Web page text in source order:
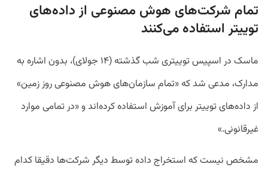
تمام شرکت‌های هوش مصنوعی از داده‌های
توییتر استفاده می‌کنند
ماسک در اسپیس توییتری شب گذشته (۱۴ جولای)، بدون اشاره به
مدارک، مدعی شد که «تمام سازمان‌های هوش مصنوعی روز زمین»
از داده‌های توییتر برای آموزش استفاده کرده‌اند و «در تمامی موارد
غیرقانونی.»
مشخص نیست که استخراج داده‌ توسط دیگر شرکت‌ها دقیقا کدام